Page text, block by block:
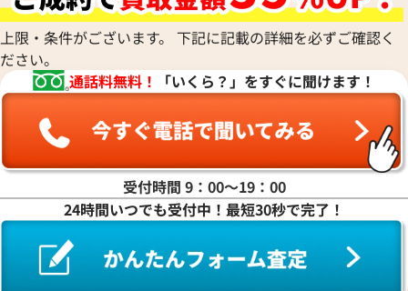
上限・条件がございます。 下記に記載の詳細を必ずご確認く
ださい。
通話料無料！
「いくら？」をすぐに聞けます！
受付時間 9：00〜19：00
24時間いつでも受付中！最短30秒で完了！